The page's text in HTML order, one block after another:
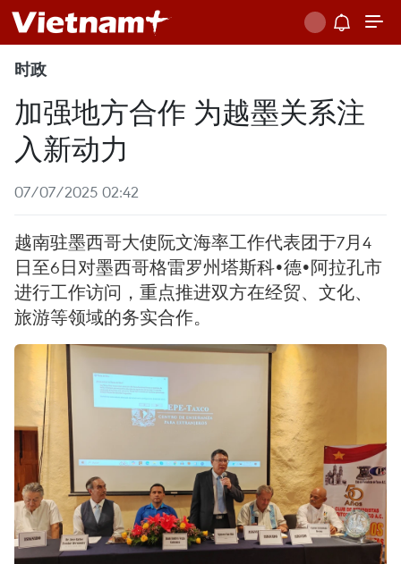
时政
加强地方合作 为越墨关系注
入新动力
07/07/2025 02:42
越南驻墨西哥大使阮文海率工作代表团于7月4
日至6日对墨西哥格雷罗州塔斯科•德•阿拉孔市
进行工作访问，重点推进双方在经贸、文化、
旅游等领域的务实合作。